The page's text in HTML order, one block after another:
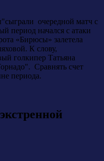
очередной матч с
период начался с атаки
«Бирюсы» залетела
К слову,
голкипер Татьяна
Сравнять счет
периода.